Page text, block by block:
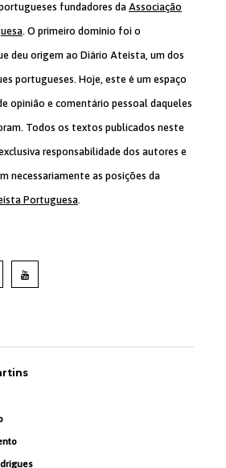
fundadores da Associação
. O primeiro domínio foi o
deu origem ao Diário Ateísta, um dos
portugueses. Hoje, este é um espaço
opinião e comentário pessoal daqueles
Todos os textos publicados neste
responsabilidade dos autores e
necessariamente as posições da
Portuguesa.